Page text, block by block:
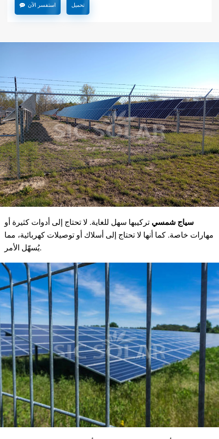
استفسر الآن تحميل
سياج شمسيتركيبها سهل للغاية. لا تحتاج إلى أدوات كثيرة أو
مهارات خاصة. كما أنها لا تحتاج إلى أسلاك أو توصيلات كهربائية، مما
يُسهّل الأمر.